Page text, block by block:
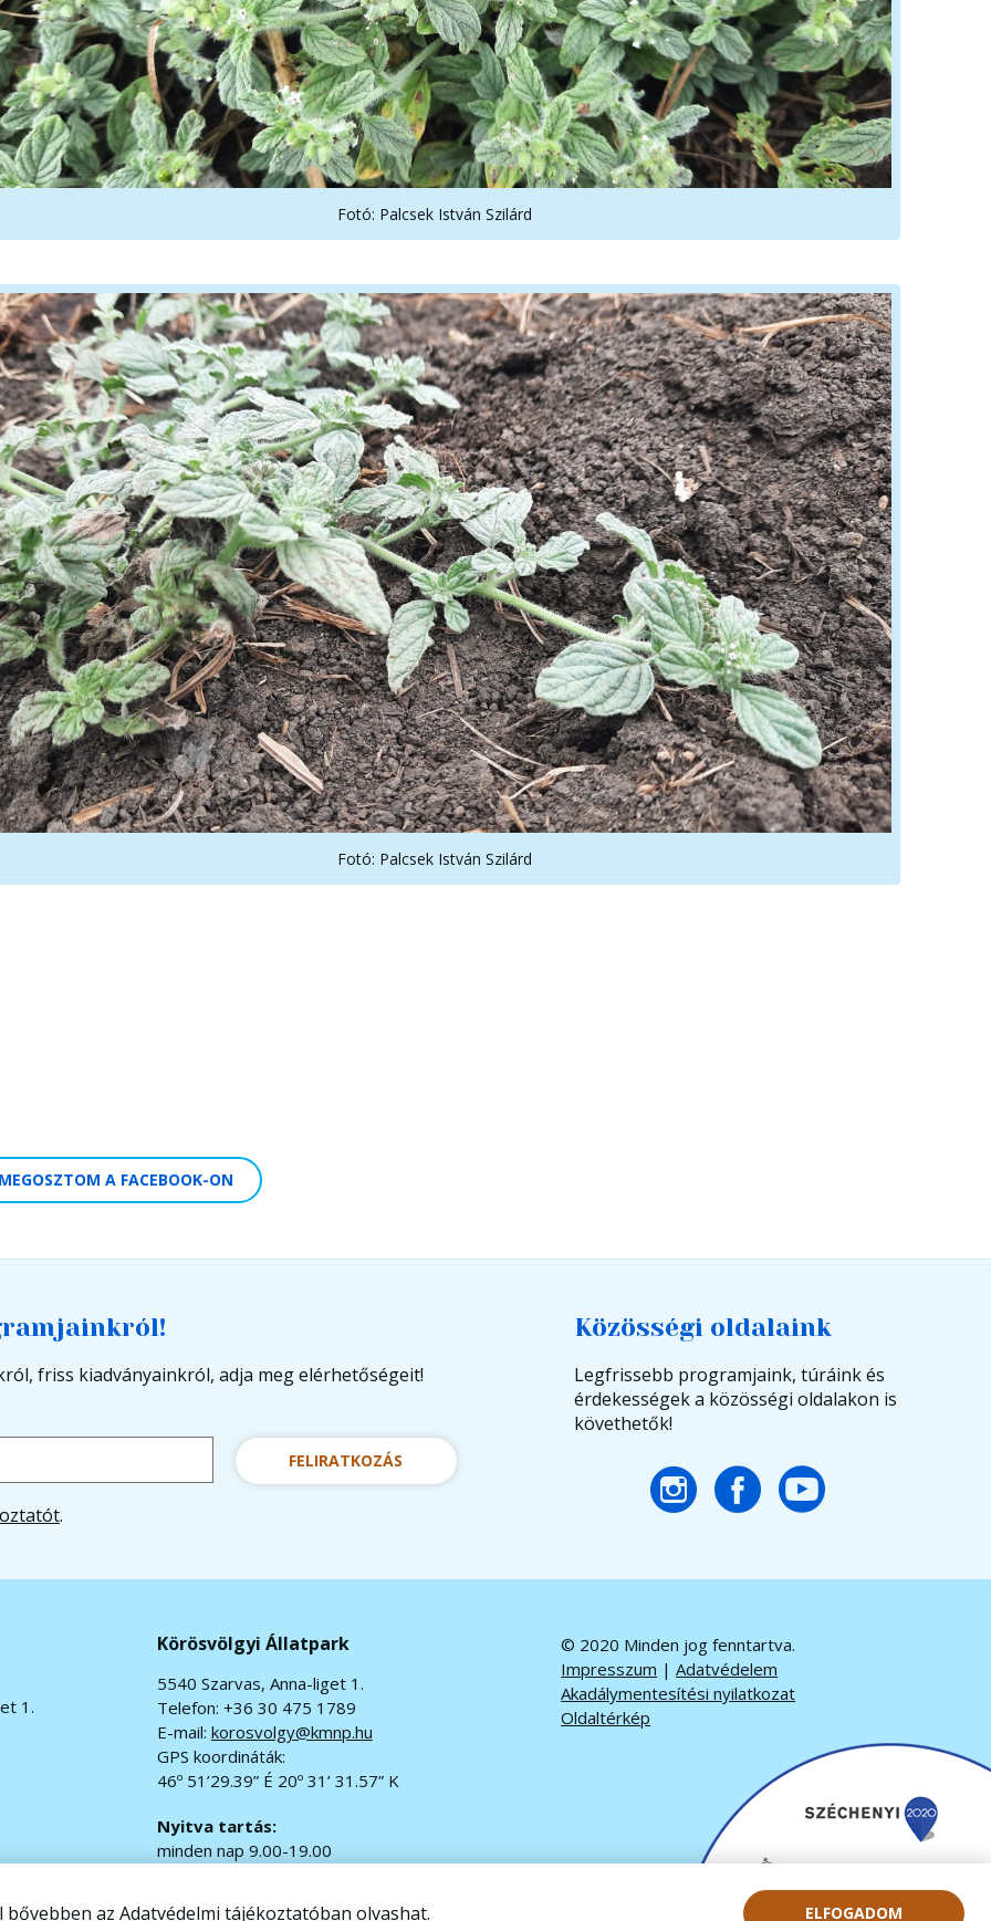
bővebben az Adatvédelmi tájékoztatóban olvashat. ELFOGADOM
Fotó: Palcsek István Szilárd
Fotó: Palcsek István Szilárd
A FACEBOOK-ON
friss kiadványainkról, adja meg elérhetőségeit!
.
FELIRATKOZÁS
Közösségi oldalaink
Legfrissebb programjaink, túráink és
érdekességek a közösségi oldalakon is
követhetők!
1.
Körösvölgyi Állatpark
5540 Szarvas, Anna-liget 1.
Telefon: +36 30 475 1789
E-mail: korosvolgy@kmnp.hu
GPS koordináták:
46º 51’29.39” É 20º 31’ 31.57” K
Nyitva tartás:
minden nap 9.00-19.00
© 2020 Minden jog fenntartva.
Impresszum |Adatvédelem
Akadálymentesítési nyilatkozat
Oldaltérkép